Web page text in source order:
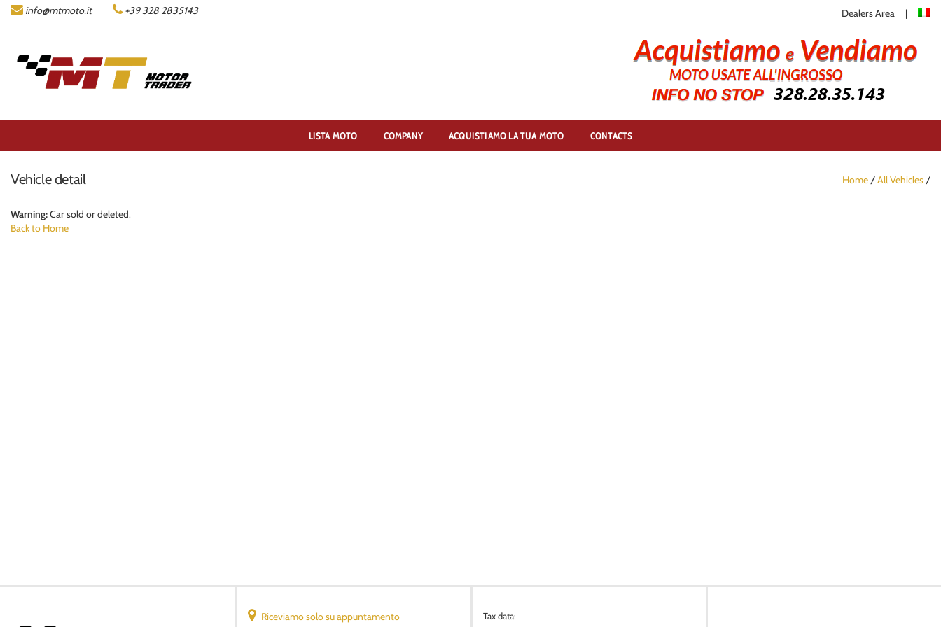
LISTA MOTO
COMPANY
DEALERS AREA
ITALIANO
info@mtmoto.it +39 328 2835143 Dealers Area
LISTA MOTO COMPANY ACQUISTIAMO LA TUA MOTO CONTACTS
Vehicle detail Home /All Vehicles /
Warning:Car sold or deleted.
Back to Home
Riceviamo solo su appuntamento
Tax data: